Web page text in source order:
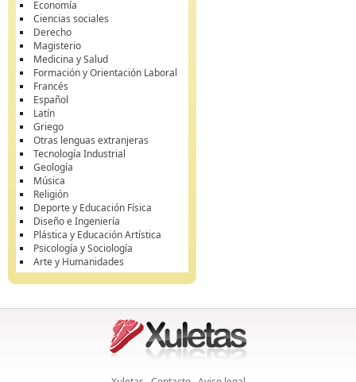
Economía
Ciencias sociales
Derecho
Magisterio
Medicina y Salud
Formación y Orientación Laboral
Francés
Español
Latín
Griego
Otras lenguas extranjeras
Tecnología Industrial
Geología
Música
Religión
Deporte y Educación Física
Diseño e Ingeniería
Plástica y Educación Artística
Psicología y Sociología
Arte y Humanidades